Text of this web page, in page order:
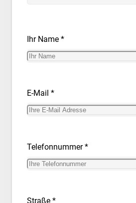
Ihr Name *
E-Mail *
Telefonnummer *
Straße *